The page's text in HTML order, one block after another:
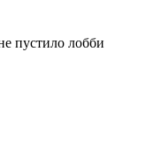
пустило лобби